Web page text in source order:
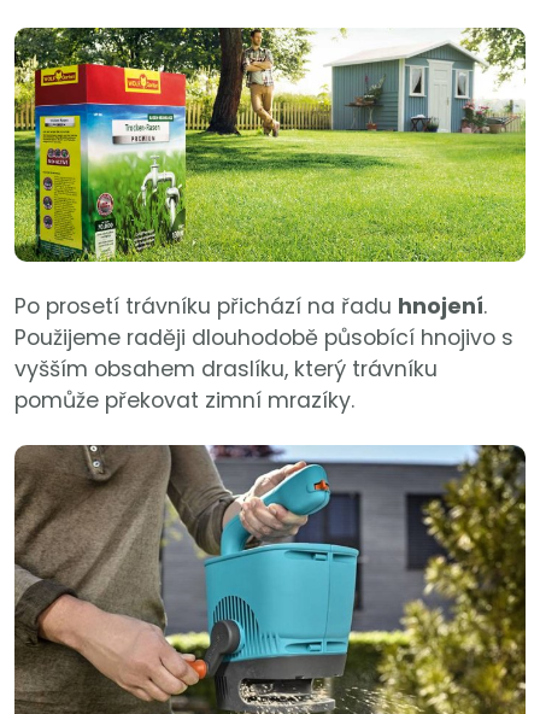
Po prosetí trávníku přichází na řadu hnojení.
Použijeme raději dlouhodobě působící hnojivo s
vyšším obsahem draslíku, který trávníku
pomůže překovat zimní mrazíky.